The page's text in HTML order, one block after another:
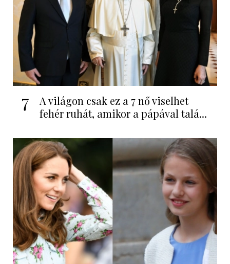
7
A világon csak ez a 7 nő viselhet
fehér ruhát, amikor a pápával talá...